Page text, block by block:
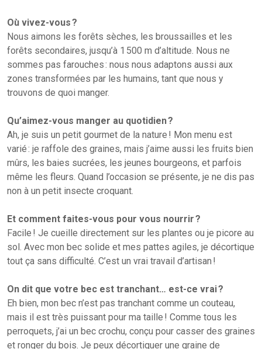
Où vivez-vous ?
Nous aimons les forêts sèches, les broussailles et les
forêts secondaires, jusqu’à 1 500 m d’altitude. Nous ne
sommes pas farouches : nous nous adaptons aussi aux
zones transformées par les humains, tant que nous y
trouvons de quoi manger.
Qu’aimez-vous manger au quotidien ?
Ah, je suis un petit gourmet de la nature ! Mon menu est
varié : je raffole des graines, mais j’aime aussi les fruits bien
mûrs, les baies sucrées, les jeunes bourgeons, et parfois
même les fleurs. Quand l’occasion se présente, je ne dis pas
non à un petit insecte croquant.
Et comment faites-vous pour vous nourrir ?
Facile ! Je cueille directement sur les plantes ou je picore au
sol. Avec mon bec solide et mes pattes agiles, je décortique
tout ça sans difficulté. C’est un vrai travail d’artisan !
On dit que votre bec est tranchant… est-ce vrai ?
Eh bien, mon bec n’est pas tranchant comme un couteau,
mais il est très puissant pour ma taille ! Comme tous les
perroquets, j’ai un bec crochu, conçu pour casser des graines
et ronger du bois. Je peux décortiquer une graine de